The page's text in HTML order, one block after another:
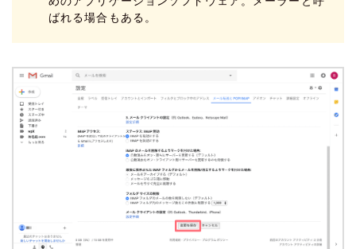
ばれる場合もある。